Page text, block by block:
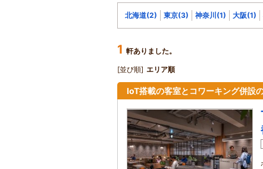
北海道(2) 東京(3) 神奈川(1) 大阪(1)
1 軒ありました。
[並び順] エリア順
IoT搭載の客室とコワーキング併設